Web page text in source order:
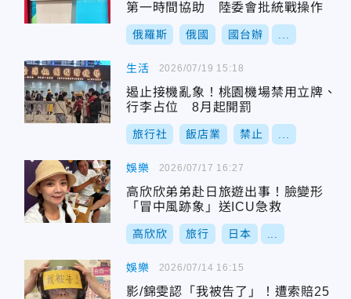
第一時間協助 陸委會批統戰操作
俄羅斯 俄國 國台辦
生活
遏止接機亂象！桃園機場禁用立牌、
行李占位 8月起開罰
旅行社 飯店業 禁止
2026/07/19 15:18
娛樂
高欣欣弟弟赴日旅遊出事！臉變形
「冒中風跡象」送ICU急救
高欣欣 旅行 日本
2026/07/17 16:27
娛樂
影/錦雯認「我被告了」！遭索賠25
2026/07/14 16:15